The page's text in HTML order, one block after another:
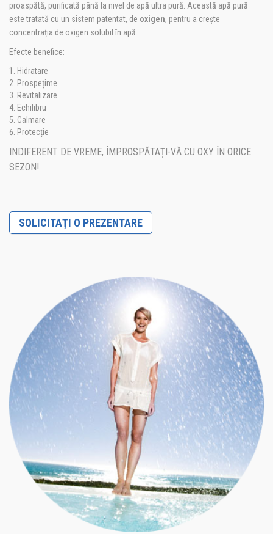
proaspătă, purificată până la nivel de apă ultra pură. Această apă pură
este tratată cu un sistem patentat, de oxigen, pentru a crește
concentrația de oxigen solubil în apă.
Efecte benefice:
Hidratare
Prospețime
Revitalizare
Echilibru
Calmare
Protecție
INDIFERENT DE VREME, ÎMPROSPĂTAȚI-VĂ CU OXY ÎN ORICE
SEZON!
SOLICITAȚI O PREZENTARE